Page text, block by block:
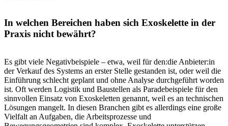
In welchen Bereichen haben sich Exoskelette in der
Praxis nicht bewährt?
Es gibt viele Negativbeispiele – etwa, weil für den:die An­bieter:in
der Verkauf des Systems an erster Stelle gestanden ist, oder weil die
Einführung schlecht geplant und ohne Analyse durchgeführt worden
ist. Oft werden Logistik und Baustellen als Paradebeispiele für den
sinnvollen Einsatz von Exoskeletten genannt, weil es an technischen
Lösungen mangelt. In diesen Branchen gibt es allerdings eine große
Vielfalt an Aufgaben, die Arbeitsprozesse und